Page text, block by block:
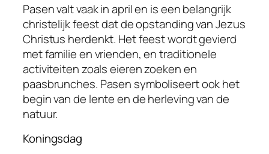
Pasen valt vaak in april en is een belangrijk
christelijk feest dat de opstanding van Jezus
Christus herdenkt. Het feest wordt gevierd
met familie en vrienden, en traditionele
activiteiten zoals eieren zoeken en
paasbrunches. Pasen symboliseert ook het
begin van de lente en de herleving van de
natuur.
Koningsdag